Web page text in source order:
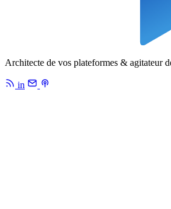
Architecte de vos plateformes & agitateur
in